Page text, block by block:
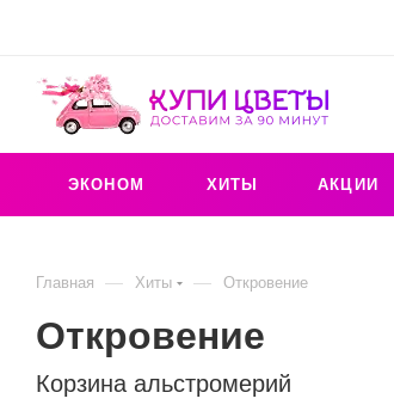
ЭКОНОМ ХИТЫ АКЦИИ
Главная — Хиты — Откровение
Корзина альстромерий
Откровение